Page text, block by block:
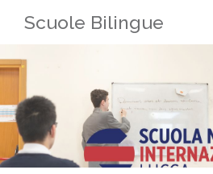
Scuole Bilingue